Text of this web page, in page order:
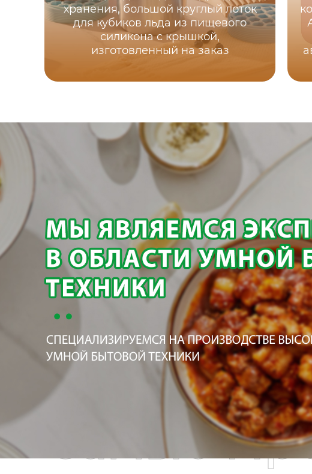
хранения, большой круглый лоток
для кубиков льда из пищевого
силикона с крышкой,
изготовленный на заказ
Самые